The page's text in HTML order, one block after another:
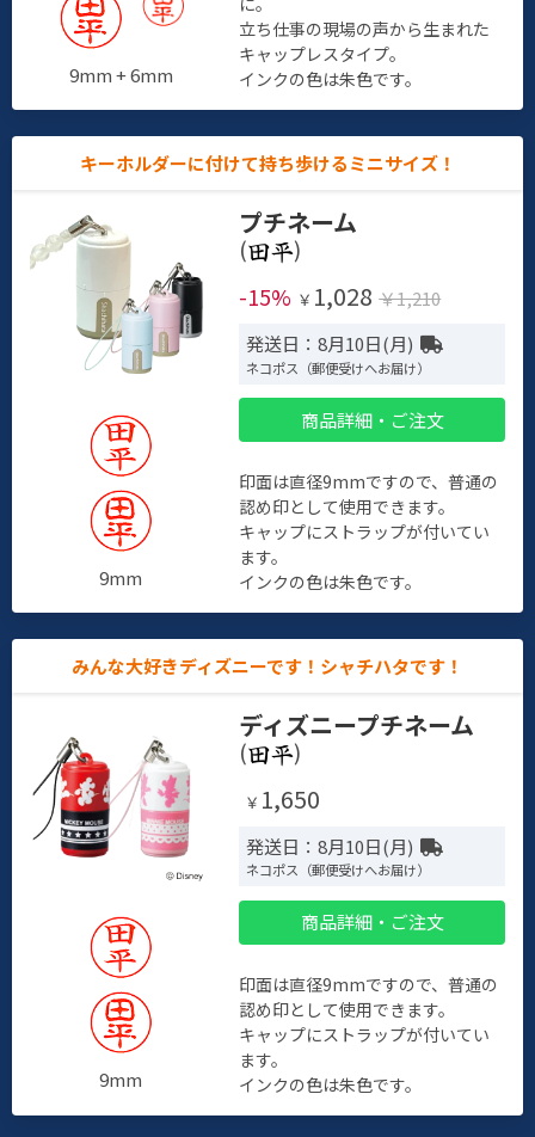
9mm + 6mm
立ち仕事の現場の声から生まれた
キャップレスタイプ。
インクの色は朱色です。
キーホルダーに付けて持ち歩けるミニサイズ！
9mm
プチネーム
(
)
-15% ￥ 1,028 ￥1,210
発送日：8月10日(月)
ネコポス（郵便受けへお届け）
商品詳細・ご注文
印面は直径9mmですので、普通の
認め印として使用できます。
キャップにストラップが付いてい
ます。
インクの色は朱色です。
みんな大好きディズニーです！シャチハタです！
9mm
ディズニープチネーム
( )
￥ 1,650
発送日：8月10日(月)
ネコポス（郵便受けへお届け）
商品詳細・ご注文
印面は直径9mmですので、普通の
認め印として使用できます。
キャップにストラップが付いてい
ます。
インクの色は朱色です。